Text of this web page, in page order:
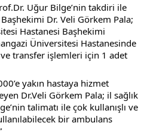
Uğur Bilge’nin takdiri ile
Dr. Veli Görkem Pala;
Hastanesi Başhekimi
Üniversitesi Hastanesinde
transfer işlemleri için 1 adet
Dr.Veli Görkem Pala; il sağlık
talimatı ile çok kullanışlı ve
bir ambulans